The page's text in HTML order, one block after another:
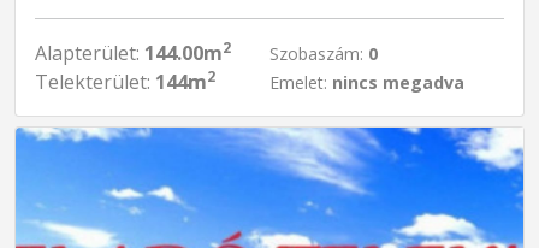
Alapterület: 144.00m2
Telekterület: 144m2
Szobaszám: 0
Emelet: nincs megadva